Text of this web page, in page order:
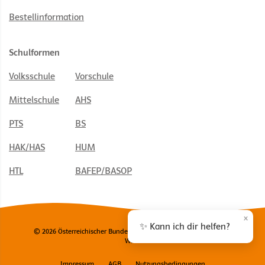
Bestellinformation
Schulformen
Volksschule Vorschule
Mittelschule AHS
PTS BS
HAK/HAS HUM
HTL BAFEP/BASOP
© 2026 Österreichischer Bundesverlag Schulbuch GmbH & Co. KG,
Wien
✨ Kann ich dir helfen?
×